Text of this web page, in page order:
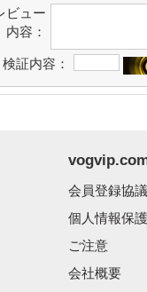
ビュー
内容：
検証内容：
会員登録協
個人情報保
ご注意
会社概要